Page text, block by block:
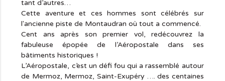
tant d’autres…
Cette aventure et ces hommes sont célébrés sur
l'ancienne piste de Montaudran où tout a commencé.
Cent ans après son premier vol, redécouvrez la
fabuleuse épopée de l’Aéropostale dans ses
bâtiments historiques !
L’Aéropostale, c’est un défi fou qui a rassemblé autour
de Mermoz, Mermoz, Saint-Exupéry …. des centaines